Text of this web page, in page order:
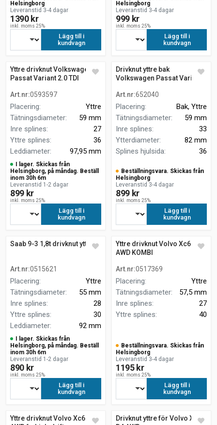
Helsingborg
Leveranstid 3-4 dagar
1390 kr
inkl. moms 25%
Lägg till i
kundvagn
Helsingborg
Leveranstid 3-4 dagar
999 kr
inkl. moms 25%
Lägg till i
kundvagn
Yttre drivknut Volkswagen
Passat Variant 2.0 TDI
Art.nr:0593597
Placering:
Yttre
Tätningsdiameter:
59 mm
Inre splines:
27
Yttre splines:
36
Leddiameter: 97,95 mm
I lager. Skickas från
Helsingborg, på måndag. Beställ
inom 30h 6m
Leveranstid 1-2 dagar
899 kr
inkl. moms 25%
Lägg till i
kundvagn
Drivknut yttre bak
Volkswagen Passat Variant
Art.nr:652040
Placering:
Bak, Yttre
Tätningsdiameter:
59 mm
Inre splines:
33
Ytterdiameter:
82 mm
Splines hjulsida: 36
Beställningsvara. Skickas från
Helsingborg
Leveranstid 3-4 dagar
899 kr
inkl. moms 25%
Lägg till i
kundvagn
Saab 9-3 1,8t drivknut yttre
Art.nr:0515621
Placering:
Yttre
Tätningsdiameter:
55 mm
Inre splines:
28
Yttre splines:
30
Leddiameter: 92 mm
I lager. Skickas från
Helsingborg, på måndag. Beställ
inom 30h 6m
Leveranstid 1-2 dagar
890 kr
inkl. moms 25%
Lägg till i
kundvagn
Yttre drivknut Volvo Xc60 D4
AWD KOMBI
Art.nr:0517369
Placering:
Yttre
Tätningsdiameter:
57,5 mm
Inre splines:
27
Yttre splines: 40
Beställningsvara. Skickas från
Helsingborg
Leveranstid 3-4 dagar
1195 kr
inkl. moms 25%
Lägg till i
kundvagn
Yttre drivknut Volvo Xc60 D4
Drivknut yttre för Volvo XC60